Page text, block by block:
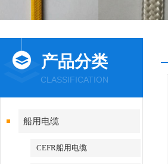
产品分类
CLASSIFICATION
船用电缆
CEFR船用电缆